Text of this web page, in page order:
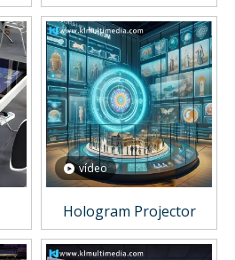
vídeo
Hologram Projector